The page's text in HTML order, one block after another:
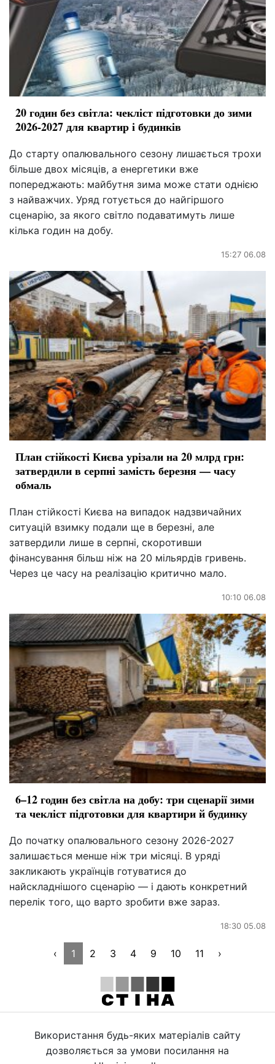
20 годин без світла: чекліст підготовки до зими
2026-2027 для квартир і будинків
До старту опалювального сезону лишається трохи
більше двох місяців, а енергетики вже
попереджають: майбутня зима може стати однією
з найважчих. Уряд готується до найгіршого
сценарію, за якого світло подаватимуть лише
кілька годин на добу.
15:27 06.08
План стійкості Києва урізали на 20 млрд грн:
затвердили в серпні замість березня — часу
обмаль
План стійкості Києва на випадок надзвичайних
ситуацій взимку подали ще в березні, але
затвердили лише в серпні, скоротивши
фінансування більш ніж на 20 мільярдів гривень.
Через це часу на реалізацію критично мало.
10:10 06.08
6–12 годин без світла на добу: три сценарії зими
та чекліст підготовки для квартири й будинку
До початку опалювального сезону 2026-2027
залишається менше ніж три місяці. В уряді
закликають українців готуватися до
найскладнішого сценарію — і дають конкретний
перелік того, що варто зробити вже зараз.
18:30 05.08
‹ 1 2 3 4 9 10 11 ›
Використання будь-яких матеріалів сайту
дозволяється за умови посилання на